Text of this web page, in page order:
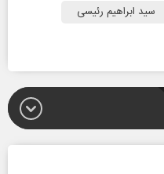
سید ابراهیم رئیسی